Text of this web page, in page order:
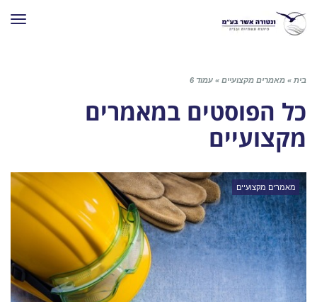
בית » מאמרים מקצועיים » עמוד 6
כל הפוסטים במאמרים
מקצועיים
מאמרים מקצועיים